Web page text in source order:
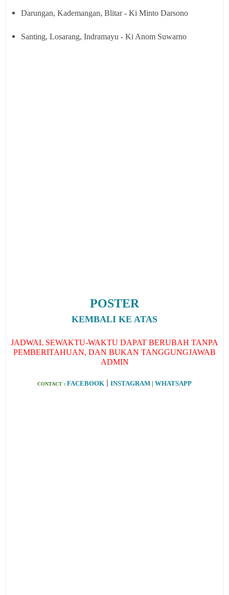
Darungan, Kademangan, Blitar - Ki Minto Darsono
Santing, Losarang, Indramayu - Ki Anom Suwarno
POSTER
KEMBALI KE ATAS
JADWAL SEWAKTU-WAKTU DAPAT BERUBAH TANPA
PEMBERITAHUAN, DAN BUKAN TANGGUNGJAWAB
ADMIN
CONTACT : FACEBOOK | INSTAGRAM | WHATSAPP